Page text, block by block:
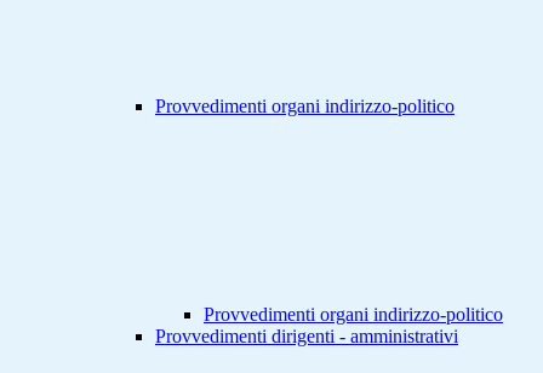
Provvedimenti organi indirizzo-politico
Provvedimenti organi indirizzo-politico
Provvedimenti dirigenti - amministrativi